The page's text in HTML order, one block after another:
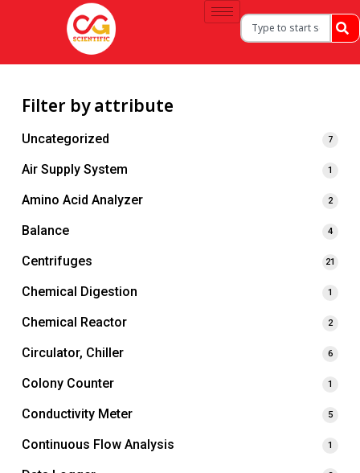
Filter by attribute
Uncategorized 7
Air Supply System 1
Amino Acid Analyzer 2
Balance 4
Centrifuges 21
Chemical Digestion 1
Chemical Reactor 2
Circulator, Chiller 6
Colony Counter 1
Conductivity Meter 5
Continuous Flow Analysis 1